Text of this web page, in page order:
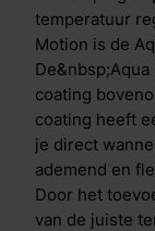
de stevigheid
en
zachte
Motion 8 een
heeft.
temperatuur
Motion is de
coating
coating heeft
je direct
ademend en
Door het
van de juiste